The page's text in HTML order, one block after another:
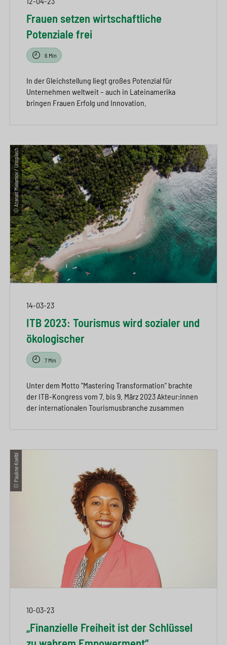
Frauen setzen wirtschaftliche
Potenziale frei
6 Min
In der Gleichstellung liegt großes Potenzial für
Unternehmen weltweit – auch in Lateinamerika
bringen Frauen Erfolg und Innovation.
© Atanas Malamov / Unsplash
14-03-23
ITB 2023: Tourismus wird sozialer und
ökologischer
7 Min
Unter dem Motto "Mastering Transformation" brachte
der ITB-Kongress vom 7. bis 9. März 2023 Akteur:innen
der internationalen Tourismusbranche zusammen
© Pauline Koelbl
10-03-23
„Finanzielle Freiheit ist der Schlüssel